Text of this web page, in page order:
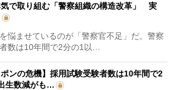
で取り組む「警察組織の構造改革」 実
悩ませているのが「警察官不足」だ。警察
数は10年間で2分の1以…
ポンの危機】採用試験受験者数は10年間で2
生数減がも…